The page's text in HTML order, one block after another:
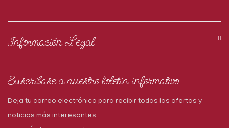
Información Legal
Suscríbase a nuestro boletín informativo
Deja tu correo electrónico para recibir todas las ofertas y
noticias más interesantes